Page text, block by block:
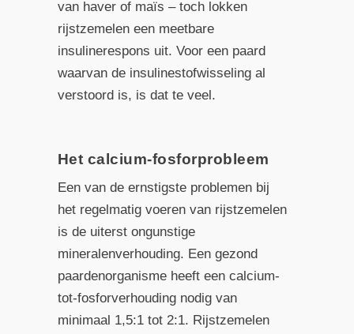
van haver of maïs – toch lokken
rijstzemelen een meetbare
insulinerespons uit. Voor een paard
waarvan de insulinestofwisseling al
verstoord is, is dat te veel.
Het calcium-fosforprobleem
Een van de ernstigste problemen bij
het regelmatig voeren van rijstzemelen
is de uiterst ongunstige
mineralenverhouding. Een gezond
paardenorganisme heeft een calcium-
tot-fosforverhouding nodig van
minimaal 1,5:1 tot 2:1. Rijstzemelen